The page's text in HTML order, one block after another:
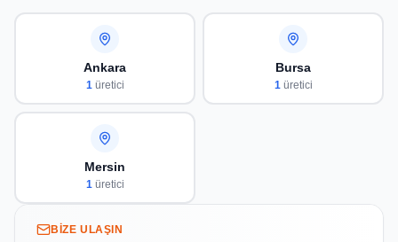
Ankara
1üretici
Bursa
1üretici
Mersin
1üretici
BIZE ULAŞIN